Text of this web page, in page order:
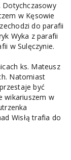
Dotychczasowy
w Kęsowie
do parafii
Wyka z parafii
w Sulęczynie.
ks. Mateusz
Natomiast
być
wikariuszem w
Wisłą trafia do